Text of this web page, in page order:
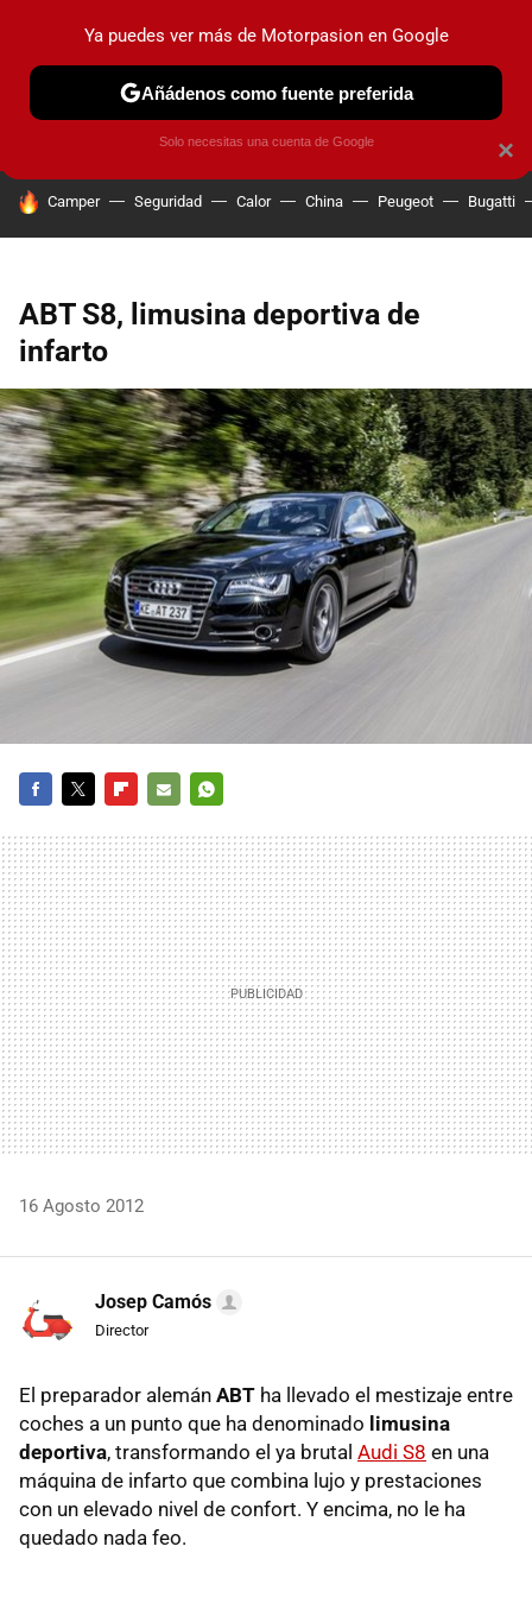
PRUEBAS COCHES ELÉCTRICOS OBSERVATORIO
HOY SE HABLA DE
Camper Seguridad Calor China Peugeot Bugatti
ABT S8, limusina deportiva de
infarto
MAIL
16 Agosto 2012
Josep Camós
Director
El preparador alemán ABT ha llevado el mestizaje entre
coches a un punto que ha denominado limusina
deportiva, transformando el ya brutal Audi S8 en una
máquina de infarto que combina lujo y prestaciones
con un elevado nivel de confort. Y encima, no le ha
quedado nada feo.
×
Ya puedes ver más de Motorpasion en Google
Añádenos como fuente preferida
Solo necesitas una cuenta de Google